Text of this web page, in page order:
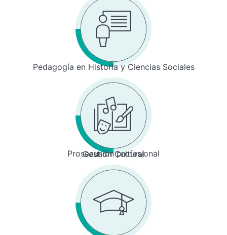
Pedagogía en Historia y Ciencias Sociales
Prosecusión profesional
Gestión Cultural